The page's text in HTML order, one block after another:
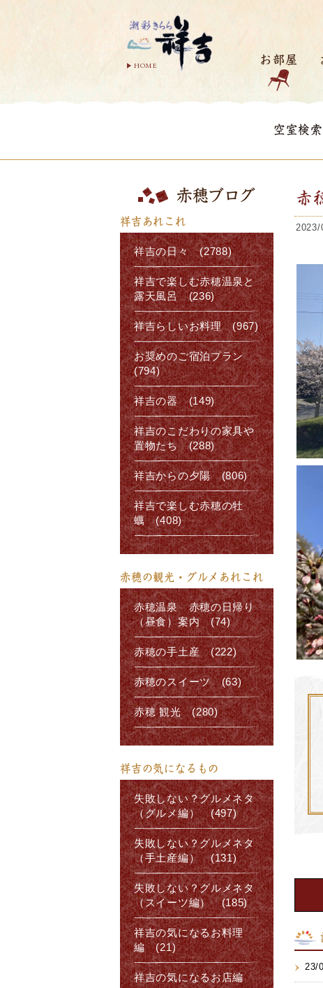
HOME お部屋
空室検索
赤
2023/
赤穂ブログ
祥吉あれこれ
祥吉の日々 (2788)
祥吉で楽しむ赤穂温泉と
露天風呂 (236)
祥吉らしいお料理 (967)
お奨めのご宿泊プラン
(794)
祥吉の器 (149)
祥吉のこだわりの家具や
置物たち (288)
祥吉からの夕陽 (806)
祥吉で楽しむ赤穂の牡
蠣 (408)
赤穂の観光・グルメあれこれ
赤穂温泉 赤穂の日帰り
（昼食）案内 (74)
赤穂の手土産 (222)
赤穂のスイーツ (63)
赤穂 観光 (280)
祥吉の気になるもの
失敗しない？グルメネタ
（グルメ編） (497)
失敗しない？グルメネタ
（手土産編） (131)
失敗しない？グルメネタ
（スイーツ編） (185)
祥吉の気になるお料理
編 (21)
祥吉の気になるお店編